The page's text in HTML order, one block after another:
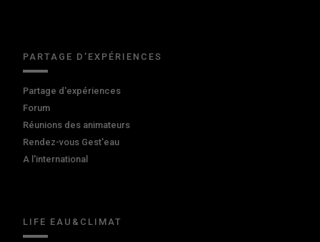
PARTAGE D'EXPÉRIENCES
Partage d'expériences
Forum
Réunions des animateurs
Rendez-vous Gest'eau
A l'international
LIFE EAU&CLIMAT